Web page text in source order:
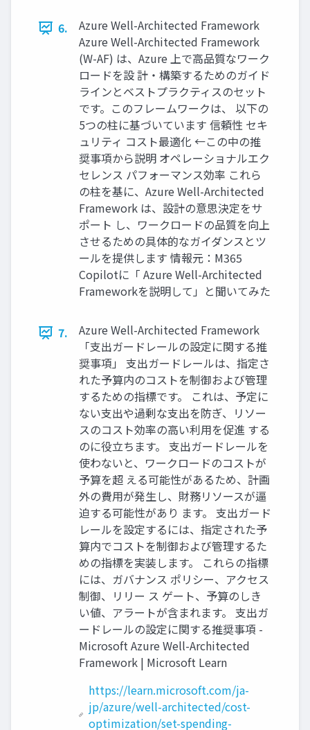
6.
Azure Well-Architected Framework
Azure Well-Architected Framework
(W-AF) は、Azure 上で高品質なワーク
ロードを設 計・構築するためのガイド
ラインとベストプラクティスのセット
です。このフレームワークは、 以下の
5つの柱に基づいています 信頼性 セキ
ュリティ コスト最適化 ←この中の推
奨事項から説明 オペレーショナルエク
セレンス パフォーマンス効率 これら
の柱を基に、Azure Well-Architected
Framework は、設計の意思決定をサ
ポート し、ワークロードの品質を向上
させるための具体的なガイダンスとツ
ールを提供します 情報元：M365
Copilotに「 Azure Well-Architected
Frameworkを説明して」と聞いてみた
7.
Azure Well-Architected Framework
「支出ガードレールの設定に関する推
奨事項」 支出ガードレールは、指定さ
れた予算内のコストを制御および管理
するための指標です。 これは、予定に
ない支出や過剰な支出を防ぎ、リソー
スのコスト効率の高い利用を促進 する
のに役立ちます。 支出ガードレールを
使わないと、ワークロードのコストが
予算を超 える可能性があるため、計画
外の費用が発生し、財務リソースが逼
迫する可能性があり ます。 支出ガード
レールを設定するには、指定された予
算内でコストを制御および管理するた
めの指標を実装します。 これらの指標
には、ガバナンス ポリシー、アクセス
制御、リリー ス ゲート、予算のしき
い値、アラートが含まれます。 支出ガ
ードレールの設定に関する推奨事項 -
Microsoft Azure Well-Architected
Framework | Microsoft Learn
https://learn.microsoft.com/ja-
jp/azure/well-architected/cost-
optimization/set-spending-